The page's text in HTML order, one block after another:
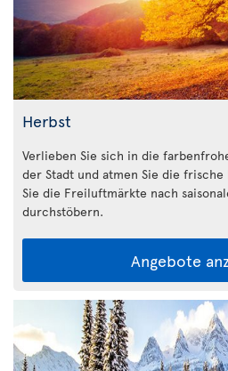
Herbst
Verlieben Sie sich in die
der Stadt und atmen Sie die
Sie die Freiluftmärkte nach
durchstöbern.
Angebote